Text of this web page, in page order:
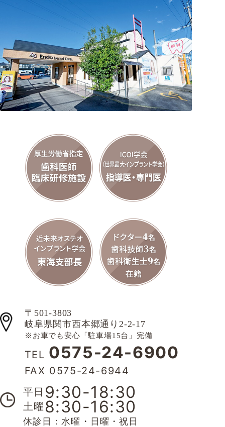
〒501-3803
岐阜県関市西本郷通り2-2-17
※お車でも安心「駐車場15台」完備
TEL 0575-24-6900
FAX 0575-24-6944
平日 9:30-18:30
土曜 8:30-16:30
休診日：水曜・日曜・祝日